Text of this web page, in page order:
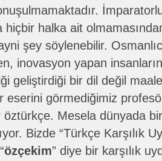
hiçbir halka ait
şey söylenebilir.
inovasyon yapan
geliştirdiği bir dil değil
eserini görmediğimiz
Mesela dünyada
Bizde “Türkçe Karşılık
özçekim” diye bir karşılık